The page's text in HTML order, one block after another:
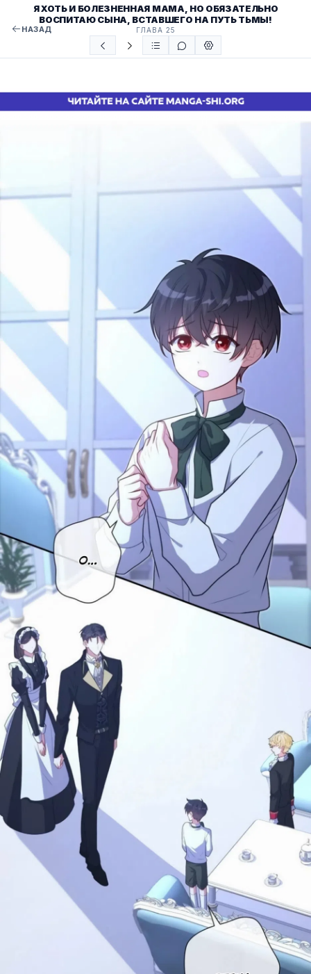
НАЗАД
Я ХОТЬ И БОЛЕЗНЕННАЯ МАМА, НО ОБЯЗАТЕЛЬНО
ВОСПИТАЮ СЫНА, ВСТАВШЕГО НА ПУТЬ ТЬМЫ!
ГЛАВА 25